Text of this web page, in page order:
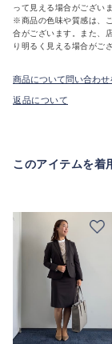
って見える場合がござい
※商品の色味や質感は、
合がございます。また、
り明るく見える場合がご
商品について問い合わせ
返品について
このアイテムを着